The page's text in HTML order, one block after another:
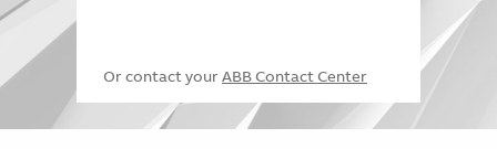
Or contact your ABB Contact Center